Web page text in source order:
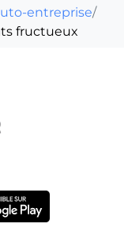
entreprise/
fructueux